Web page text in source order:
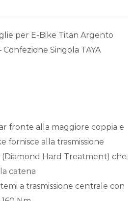
per E-Bike Titan Argento
Confezione Singola TAYA
fronte alla maggiore coppia e
fornisce alla trasmissione
Hard Treatment) che
catena
a trasmissione centrale con